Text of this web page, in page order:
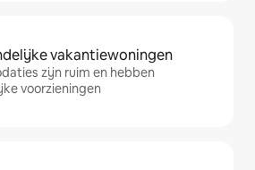
vakantiewoningen
zijn ruim en hebben
voorzieningen